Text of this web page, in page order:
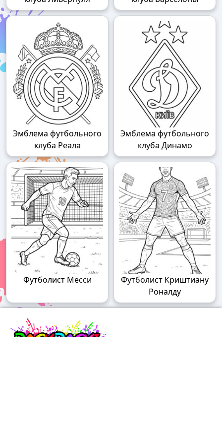
Эмблема футбольного
клуба Реала
Эмблема футбольного
клуба Динамо
Футболист Месси
Футболист Криштиану
Роналду